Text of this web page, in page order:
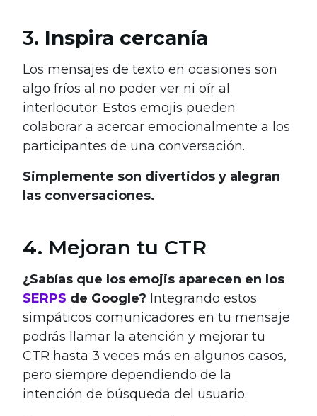
3. Inspira cercanía
Los mensajes de texto en ocasiones son
algo fríos al no poder ver ni oír al
interlocutor. Estos emojis pueden
colaborar a acercar emocionalmente a los
participantes de una conversación.
Simplemente son divertidos y alegran
las conversaciones.
4. Mejoran tu CTR
¿Sabías que los emojis aparecen en los
SERPS de Google? Integrando estos
simpáticos comunicadores en tu mensaje
podrás llamar la atención y mejorar tu
CTR hasta 3 veces más en algunos casos,
pero siempre dependiendo de la
intención de búsqueda del usuario.